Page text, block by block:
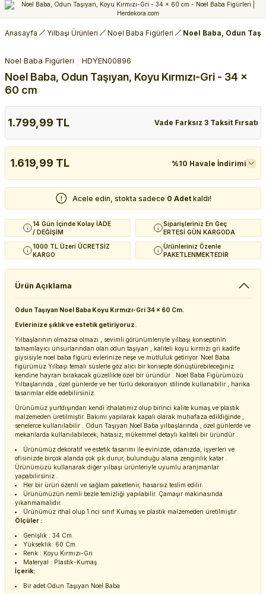
Anasayfa Yılbaşı Ürünleri Noel Baba Figürleri Noel Baba, Odun
Noel Baba Figürleri HDYEN00896
Noel Baba, Odun Taşıyan, Koyu Kırmızı-Gri - 34 x
60 cm
1.799,99 TL Vade Farksız 3 Taksit Fırsatı
1.619,99 TL %10 Havale İndirimi
Acele edin, stokta sadece 0 Adet kaldı!
14 Gün İçinde Kolay İADE
/ DEĞİŞİM
Siparişleriniz En Geç
ERTESİ GÜN KARGODA
1000 TL Üzeri ÜCRETSİZ
KARGO
Ürünleriniz Özenle
PAKETLENMEKTEDİR
Ürün Açıklama
Odun Taşıyan Noel Baba Koyu Kırmızı-Gri 34 x 60 Cm.
Evlerinize şıklık ve estetik getiriyoruz.
Yılbaşlarının olmazsa olmazı , sevimli görünümleriyle yılbaşı konseptinin
tamamlayıcı unsurlarından olan odun taşıyan , kaliteli koyu kırmızı gri kadife
giysisiyle noel baba figürü evlerinize neşe ve mutluluk getiriyor. Noel Baba
figürümüz Yılbaşı temalı süslerle göz alıcı bir konsepte dönüştürebileceğiniz
kendine hayran bırakacak güzellikte özel bir üründür . Noel Baba Figürümüzü
Yılbaşlarında , özel günlerde ve her türlü dekorasyon stilinde kullanabilir , harika
tasarımlar elde edebilirsiniz.
Ürünümüz yurtdışından kendi ithalatımız olup birinci kalite kumaş ve plastik
malzemeden üretilmiştir. Bakımı yapılarak kapalı olarak muhafaza edildiğinde ,
senelerce kullanılabilir . Odun Taşıyan Noel Baba yılbaşlarında , özel günlerde ve
mekanlarda kullanılabilecek, hatasız, mükemmel detaylı kaliteli bir üründür .
Ürünümüz dekoratif ve estetik tasarımı ile evinizde, odanızda, işyerleri ve
ofisinizde birçok alanda çok şık durur, bulunduğu alana zenginlik katar .
Ürünümüzü kullanarak diğer yılbaşı ürünleriyle uyumlu aranjmanlar
yapabilirsiniz .
Her bir ürün özenli ve sağlam paketlenir, hasarsız teslim edilir.
Ürünümüzün nemli bezle temizliği yapılabilir. Çamaşır makinasında
yıkanmamalıdır.
Ürünümüz ithal olup 1.nci sınıf Kumaş ve plastik malzemeden üretilmiştir .
Ölçüler :
Genişlik : 34 Cm.
Yükseklik: 60 Cm.
Renk : Koyu Kırmızı-Gri
Materyal : Plastik-Kumaş
İçerik:
Bir adet Odun Taşıyan Noel Baba